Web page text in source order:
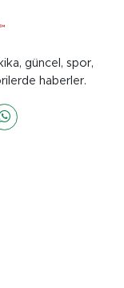
güncel, spor,
haberler.